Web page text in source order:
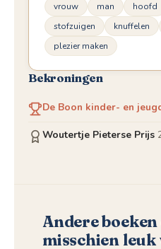
vrouw
man hoofd
stofzuigen
knuffelen
plezier maken
Bekroningen
De Boon kinder- en
Woutertje Pieterse Prijs
Andere boeken
misschien